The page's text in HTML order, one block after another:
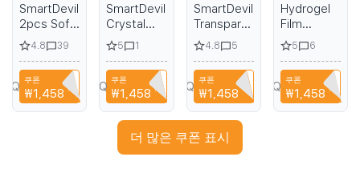
SmartDevil
2pcs Soft
Hydrogel
Film for
OnePlus
13 12 11 10
Pro 9 8 7T
Screen
4.8 39
쿠폰
₩1,458 할인
SmartDevil
Crystal
Dust-
proof
Tempered
Glass for
iPhone 14
13 12 Pro
Max HD
Full Cover
5 1
쿠폰
₩1,458 할인
CYPQ3XAVLEH8
SmartDevil
Transparent
Phone
Case for
Redmi K70
Pro K70
Anti-Fall
Clear Soft
Silicone
Shockproof
4.8 5
쿠폰
₩1,458 할인
CYPQ3XAVLEH8
Hydrogel
Film
SmartDevil
for Xiaomi
14 Pro Mi
14 full
screen
coverage
5 6
쿠폰
₩1,458 할인
CYPQ3XAVLEH8
더 많은 쿠폰 표시